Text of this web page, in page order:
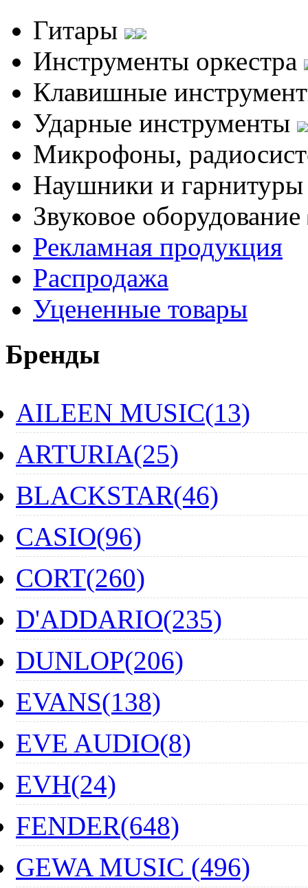
Гитары
Инструменты оркестра
Клавишные
Ударные инструменты
Микрофоны,
Наушники и
Звуковое оборудование
Рекламная продукция
Распродажа
Уцененные товары
Бренды
AILEEN MUSIC(13)
ARTURIA(25)
BLACKSTAR(46)
CASIO(96)
CORT(260)
D'ADDARIO(235)
DUNLOP(206)
EVANS(138)
EVE AUDIO(8)
EVH(24)
FENDER(648)
GEWA MUSIC (496)